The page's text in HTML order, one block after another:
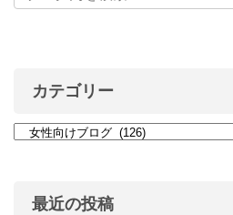
カテゴリー
最近の投稿